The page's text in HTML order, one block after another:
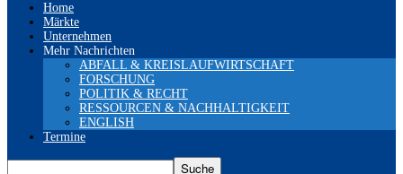
Home
Märkte
Unternehmen
Mehr Nachrichten
ABFALL & KREISLAUFWIRTSCHAFT
FORSCHUNG
POLITIK & RECHT
RESSOURCEN & NACHHALTIGKEIT
ENGLISH
Termine